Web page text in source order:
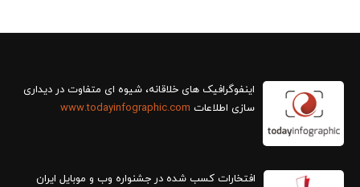
سازی اطلاعات www.todayinfographic.com
افتخارات کسب شده در جشنواره وب و موبایل ایران